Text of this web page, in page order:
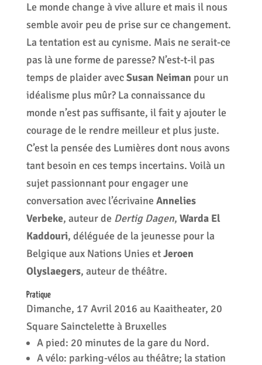
Le monde change à vive allure et mais il nous
semble avoir peu de prise sur ce changement.
La tentation est au cynisme. Mais ne serait-ce
pas là une forme de paresse? N’est-t-il pas
temps de plaider avecSusan Neiman pour un
idéalisme plus mûr? La connaissance du
monde n’est pas suffisante, il fait y ajouter le
courage de le rendre meilleur et plus juste.
C’est la pensée des Lumières dont nous avons
tant besoin en ces temps incertains. Voilà un
sujet passionnant pour engager une
conversation avec l’écrivaine Annelies
Verbeke, auteur de Dertig Dagen, Warda El
Kaddouri, déléguée de la jeunesse pour la
Belgique aux Nations Unies etJeroen
Olyslaegers, auteur de théâtre.
Pratique
Dimanche, 17 Avril 2016 au Kaaitheater, 20
Square Sainctelette à Bruxelles
A pied: 20 minutes de la gare du Nord.
A vélo: parking-vélos au théâtre; la station